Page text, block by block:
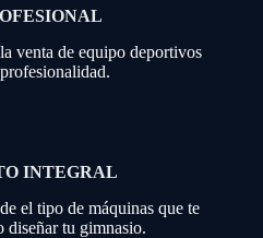
venta de equipo deportivos
INTEGRAL
el tipo de máquinas que te
diseñar tu gimnasio.